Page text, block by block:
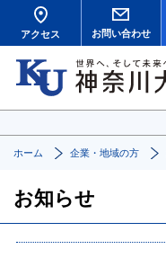
アクセス お問い合わせ
ホーム 企業・地域の方
お知らせ